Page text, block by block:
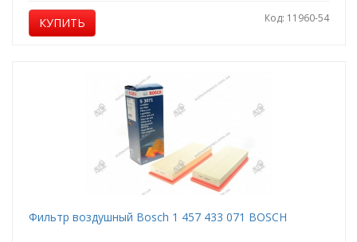
КУПИТЬ Код: 11960-54
Фильтр воздушный Bosch 1 457 433 071 BOSCH